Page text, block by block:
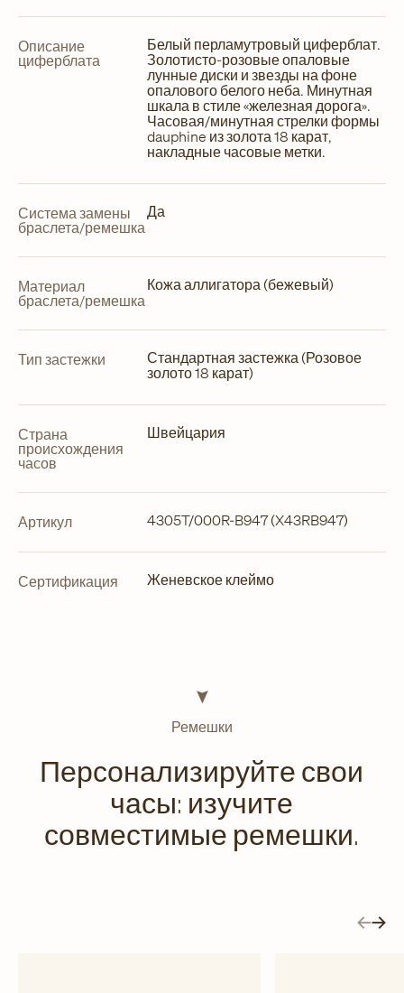
Описание
циферблата
Белый перламутровый циферблат.
Золотисто-розовые опаловые
лунные диски и звезды на фоне
опалового белого неба. Минутная
шкала в стиле «железная дорога».
Часовая/минутная стрелки формы
dauphine из золота 18 карат,
накладные часовые метки.
Система замены
браслета/ремешка
Да
Материал
браслета/ремешка
Кожа аллигатора (бежевый)
Тип застежки Стандартная застежка (Розовое
золото 18 карат)
Страна
происхождения
часов
Швейцария
Артикул 4305T/000R-B947 (X43RB947)
Сертификация Женевское клеймо
Ремешки
Персонализируйте свои
часы: изучите
совместимые ремешки.